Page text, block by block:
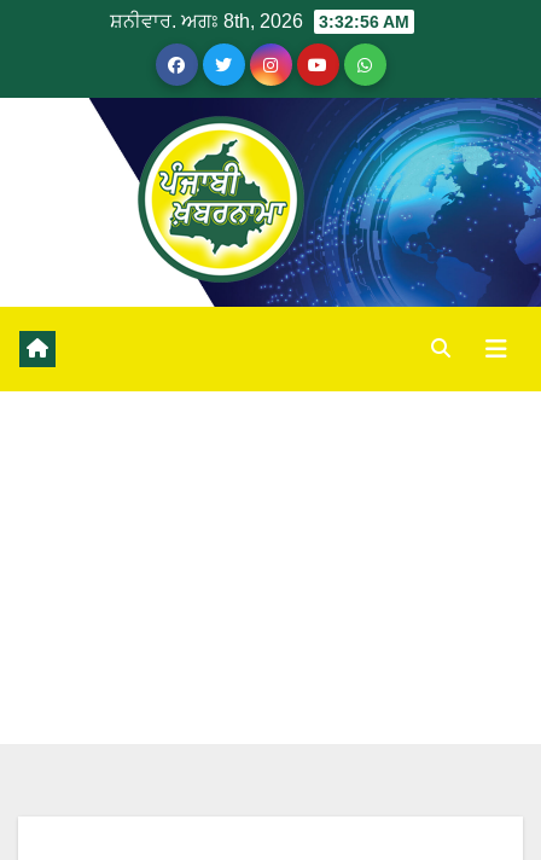
ਸ਼ਨੀਵਾਰ. ਅਗਃ 8th, 2026 3:32:56 AM